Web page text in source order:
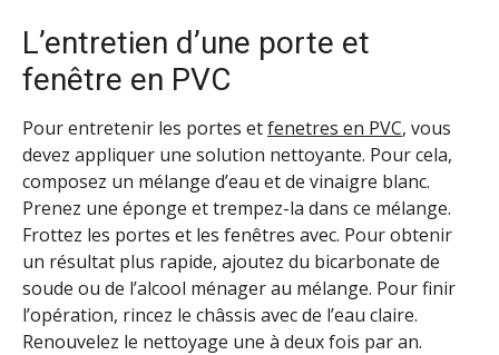
L’entretien d’une porte et
fenêtre en PVC
Pour entretenir les portes etfenetres en PVC, vous
devez appliquer une solution nettoyante. Pour cela,
composez un mélange d’eau et de vinaigre blanc.
Prenez une éponge et trempez-la dans ce mélange.
Frottez les portes et les fenêtres avec. Pour obtenir
un résultat plus rapide, ajoutez du bicarbonate de
soude ou de l’alcool ménager au mélange. Pour finir
l’opération, rincez le châssis avec de l’eau claire.
Renouvelez le nettoyage une à deux fois par an.